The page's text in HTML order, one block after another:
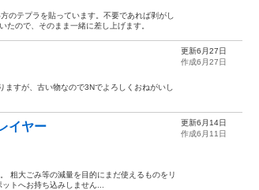
のテプラを貼っています。不要であれば剥がし
ので、そのまま一緒に差し上げます。
すが、古い物なので3Nでよろしくおねがいし
更新6月27日
作成6月27日
イヤー
粗⼤ごみ等の減量を⽬的にまだ使えるものをリ
へお持ち込みしません...
更新6月14日
作成6月11日